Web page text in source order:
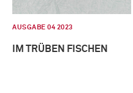
AUSGABE 04 2023
IM TRÜBEN FISCHEN